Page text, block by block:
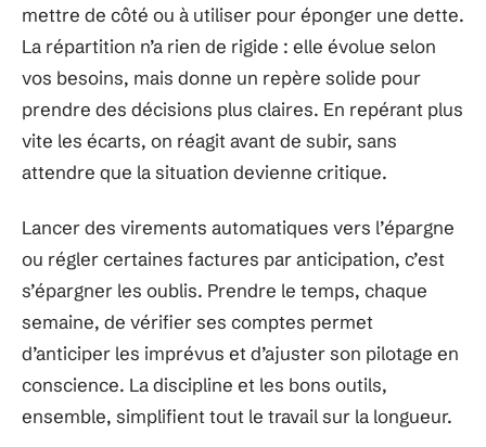
mettre de côté ou à utiliser pour éponger une dette.
La répartition n’a rien de rigide : elle évolue selon
vos besoins, mais donne un repère solide pour
prendre des décisions plus claires. En repérant plus
vite les écarts, on réagit avant de subir, sans
attendre que la situation devienne critique.
Lancer des virements automatiques vers l’épargne
ou régler certaines factures par anticipation, c’est
s’épargner les oublis. Prendre le temps, chaque
semaine, de vérifier ses comptes permet
d’anticiper les imprévus et d’ajuster son pilotage en
conscience. La discipline et les bons outils,
ensemble, simplifient tout le travail sur la longueur.